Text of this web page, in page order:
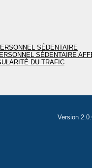
SÉDENTAIRE
SÉDENTAIRE
DU TRAFIC
Version